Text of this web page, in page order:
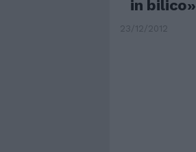
in bilico»
23/12/2012